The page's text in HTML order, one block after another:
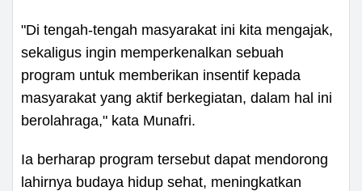
"Di tengah-tengah masyarakat ini kita mengajak,
sekaligus ingin memperkenalkan sebuah
program untuk memberikan insentif kepada
masyarakat yang aktif berkegiatan, dalam hal ini
berolahraga," kata Munafri.
Ia berharap program tersebut dapat mendorong
lahirnya budaya hidup sehat, meningkatkan